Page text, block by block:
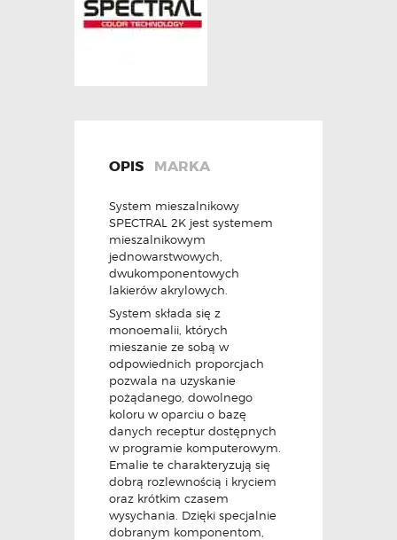
OPIS MARKA
System mieszalnikowy
SPECTRAL 2K jest systemem
mieszalnikowym
jednowarstwowych,
dwukomponentowych
lakierów akrylowych.
System składa się z
monoemalii, których
mieszanie ze sobą w
odpowiednich proporcjach
pozwala na uzyskanie
pożądanego, dowolnego
koloru w oparciu o bazę
danych receptur dostępnych
w programie komputerowym.
Emalie te charakteryzują się
dobrą rozlewnością i kryciem
oraz krótkim czasem
wysychania. Dzięki specjalnie
dobranym komponentom,